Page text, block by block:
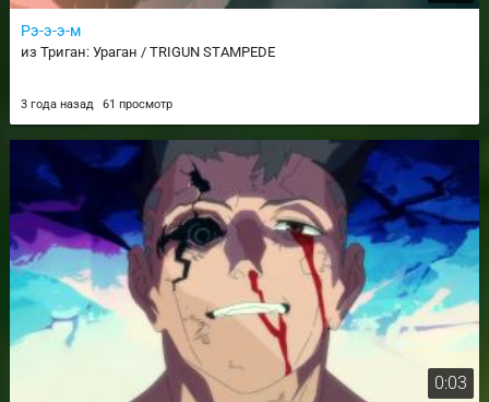
Рэ-э-э-м
из Триган: Ураган / TRIGUN STAMPEDE
3 года назад 61 просмотр
0:03